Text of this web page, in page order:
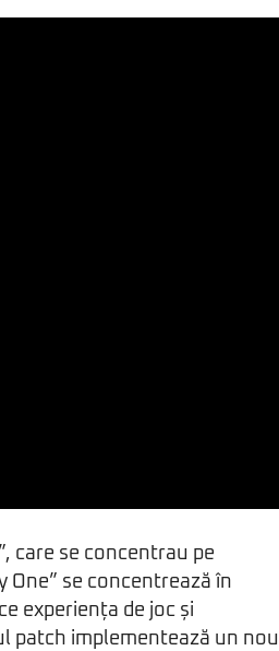
care se concentrau pe
One” se concentrează în
experiența de joc și
patch implementează un nou